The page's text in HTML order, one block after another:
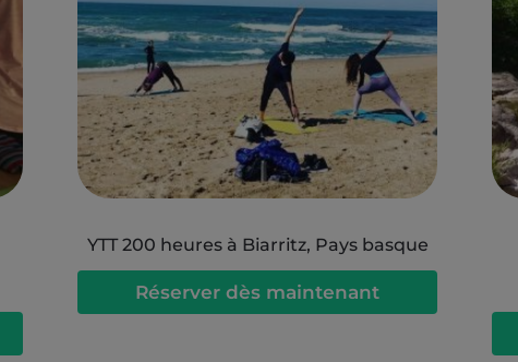
YTT 200 heures à Biarritz, Pays basque
Réserver dès maintenant